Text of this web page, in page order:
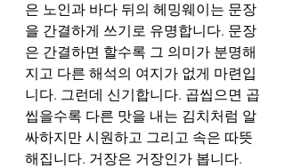
은 노인과 바다 뒤의 헤밍웨이는 문장
을 간결하게 쓰기로 유명합니다. 문장
은 간결하면 할수록 그 의미가 분명해
지고 다른 해석의 여지가 없게 마련입
니다. 그런데 신기합니다. 곱씹으면 곱
씹을수록 다른 맛을 내는 김치처럼 알
싸하지만 시원하고 그리고 속은 따뜻
해집니다. 거장은 거장인가 봅니다.